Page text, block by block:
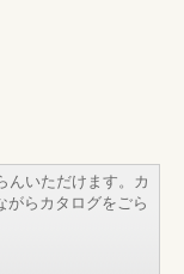
んいただけます。カ
がらカタログをごら